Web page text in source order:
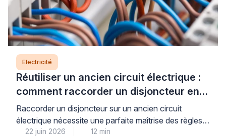
Electricité
Réutiliser un ancien circuit électrique :
comment raccorder un disjoncteur en
toute sécurité
Raccorder un disjoncteur sur un ancien circuit
électrique nécessite une parfaite maîtrise des règles
de sécurité et de la norme NFC 15-100, car la
22 juin 2026 12 min